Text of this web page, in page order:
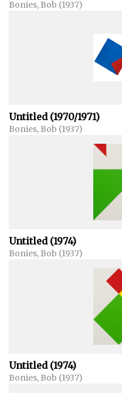
Bonies, Bob (1937)
Untitled (1970/1971)
Bonies, Bob (1937)
Untitled (1974)
Bonies, Bob (1937)
Untitled (1974)
Bonies, Bob (1937)